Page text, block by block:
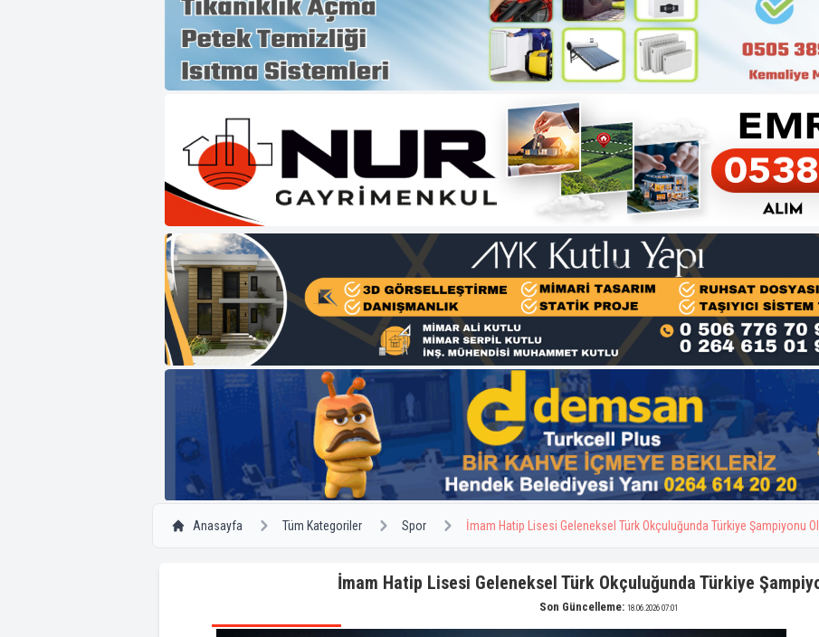
Anasayfa Tüm Kategoriler Spor İmam Hatip Lisesi Geleneksel Türk Okçuluğunda Türkiye Şampiyonu
İmam Hatip Lisesi Geleneksel Türk Okçuluğunda Türkiye
Son Güncelleme: 18.06.2026 07:01